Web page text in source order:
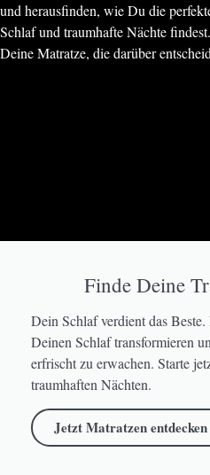
und herausfinden, wie Du die
Schlaf und traumhafte Nächte
Deine Matratze, die darüber
Finde Deine
Dein Schlaf verdient das
Deinen Schlaf transformieren
erfrischt zu erwachen. Starte
traumhaften Nächten.
Jetzt Matratzen entdecken